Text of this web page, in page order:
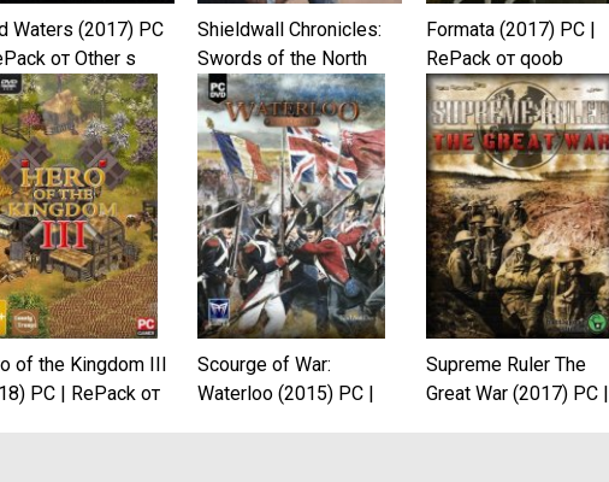
Waters (2017) PC
от Other s
Shieldwall Chronicles:
Swords of the North
(2018) PC | Лицензия
Formata (2017) PC |
RePack от qoob
of the Kingdom III
PC | RePack от
Scourge of War:
Waterloo (2015) PC |
Supreme Ruler The
Great War (2017) PC |